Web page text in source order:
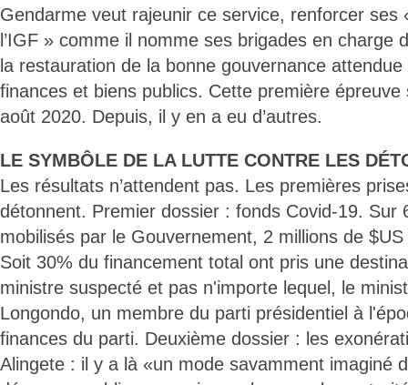
Gendarme veut rajeunir ce service, renforcer ses
l’IGF » comme il nomme ses brigades en charge
la restauration de la bonne gouvernance
finances et biens publics. Cette première
août 2020. Depuis, il y en a eu d’autres.
LE SYMBÔLE DE LA LUTTE CONTRE LES
Les résultats n’attendent pas. Les premières
détonnent. Premier dossier : fonds Covid-19. Sur
mobilisés par le Gouvernement, 2 millions de $US
Soit 30% du financement total ont pris une
ministre suspecté et pas n'importe lequel, le
Longondo, un membre du parti présidentiel à
finances du parti. Deuxième dossier : les
Alingete : il y a là «un mode savamment imaginé